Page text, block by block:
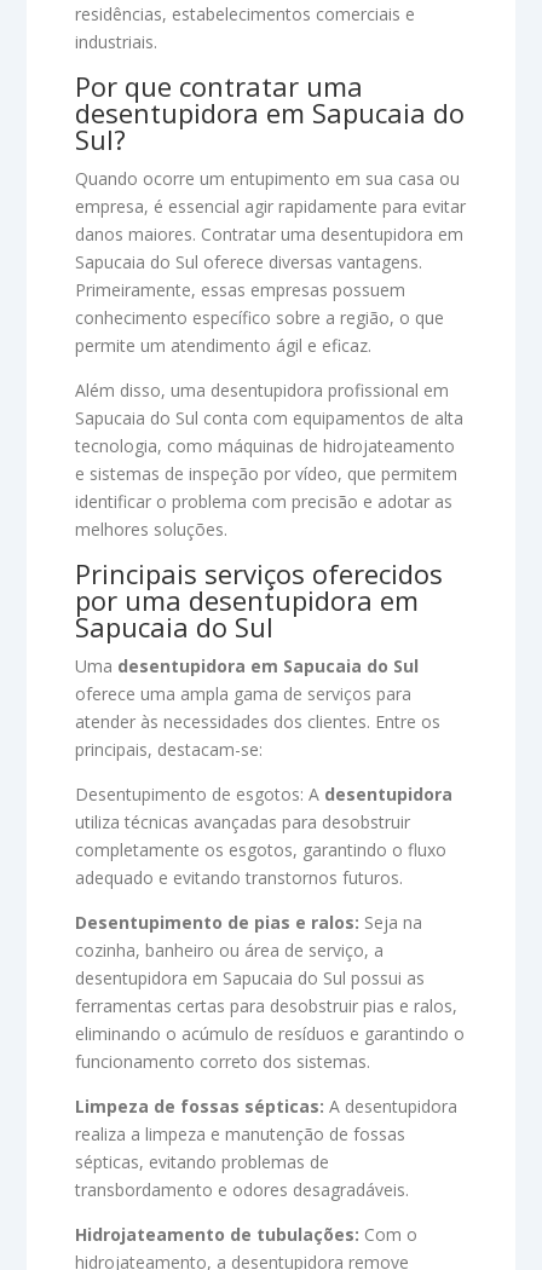
residências, estabelecimentos comerciais e
industriais.
Por que contratar uma
desentupidora em Sapucaia do
Sul?
Quando ocorre um entupimento em sua casa ou
empresa, é essencial agir rapidamente para evitar
danos maiores. Contratar uma desentupidora em
Sapucaia do Sul oferece diversas vantagens.
Primeiramente, essas empresas possuem
conhecimento específico sobre a região, o que
permite um atendimento ágil e eficaz.
Além disso, uma desentupidora profissional em
Sapucaia do Sul conta com equipamentos de alta
tecnologia, como máquinas de hidrojateamento
e sistemas de inspeção por vídeo, que permitem
identificar o problema com precisão e adotar as
melhores soluções.
Principais serviços oferecidos
por uma desentupidora em
Sapucaia do Sul
Uma desentupidora em Sapucaia do Sul
oferece uma ampla gama de serviços para
atender às necessidades dos clientes. Entre os
principais, destacam-se:
Desentupimento de esgotos: A desentupidora
utiliza técnicas avançadas para desobstruir
completamente os esgotos, garantindo o fluxo
adequado e evitando transtornos futuros.
Desentupimento de pias e ralos: Seja na
cozinha, banheiro ou área de serviço, a
desentupidora em Sapucaia do Sul possui as
ferramentas certas para desobstruir pias e ralos,
eliminando o acúmulo de resíduos e garantindo o
funcionamento correto dos sistemas.
Limpeza de fossas sépticas: A desentupidora
realiza a limpeza e manutenção de fossas
sépticas, evitando problemas de
transbordamento e odores desagradáveis.
Hidrojateamento de tubulações: Com o
hidrojateamento, a desentupidora remove